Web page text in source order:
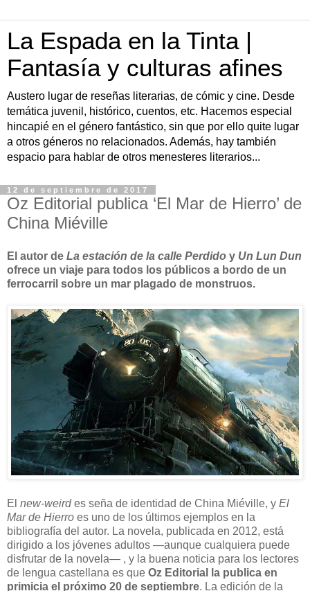
La Espada en la Tinta |
Fantasía y culturas afines
Austero lugar de reseñas literarias, de cómic y cine. Desde
temática juvenil, histórico, cuentos, etc. Hacemos especial
hincapié en el género fantástico, sin que por ello quite lugar
a otros géneros no relacionados. Además, hay también
espacio para hablar de otros menesteres literarios...
12 de septiembre de 2017
Oz Editorial publica ‘El Mar de Hierro’ de
China Miéville
El autor de La estación de la calle Perdido y Un Lun Dun
ofrece un viaje para todos los públicos a bordo de un
ferrocarril sobre un mar plagado de monstruos.
E new-weirdes seña de identidad de China Miéville, y El
Mar de Hierro es uno de los últimos ejemplos en la
bibliografía del autor. La novela, publicada en 2012, está
dirigido a los jóvenes adultos —aunque cualquiera puede
disfrutar de la novela— , y la buena noticia para los lectores
de lengua castellana es que Oz Editorial la publica en
primicia el próximo 20 de septiembre. La edición de la